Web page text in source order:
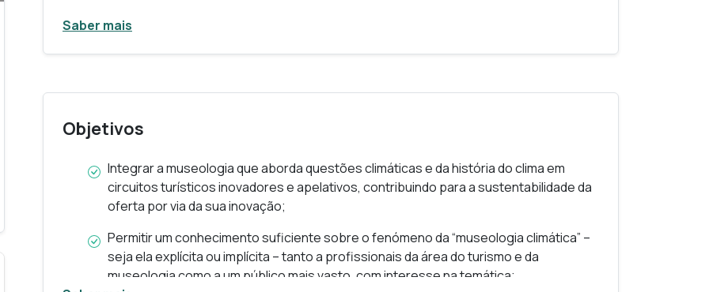
lentes, mesmo em museologia considerada “clássica”. Por outro lado, o turismo que busca
observáveis “ao vivo”, como também na musealização/interpretação desses fenómenos. A
evolução climática, e as suas oscilações, está presente em muitos discursos museológicos
mesmo que por vezes com perspectivas diferentes das atuais (o que não deixa de ter
interesse intrínseco).
De facto, a museologia que se preocupa especificamente com questões climáticas é
relativamente recente, se bem que a temática do clima esteja, de há muito, presente em
Saber mais
Objetivos
Integrar a museologia que aborda questões climáticas e da história do clima em
circuitos turísticos inovadores e apelativos, contribuindo para a sustentabilidade da
oferta por via da sua inovação;
Permitir um conhecimento suficiente sobre o fenómeno da “museologia climática” –
seja ela explícita ou implícita – tanto a profissionais da área do turismo e da
museologia como a um público mais vasto, com interesse na temática;